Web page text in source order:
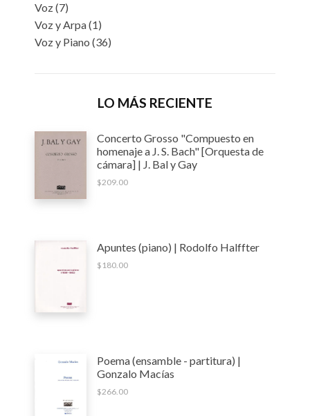
Voz(7)
Voz y Arpa(1)
Voz y Piano (36)
LO MÁS RECIENTE
Concerto Grosso "Compuesto en
homenaje a J. S. Bach" [Orquesta de
cámara] | J. Bal y Gay
$209.00
Apuntes (piano) | Rodolfo Halffter
$ 180.00
Poema (ensamble - partitura) |
Gonzalo Macías
$266.00